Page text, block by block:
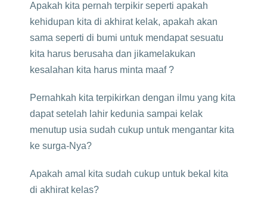
Apakah kita pernah terpikir seperti apakah
kehidupan kita di akhirat kelak, apakah akan
sama seperti di bumi untuk mendapat sesuatu
kita harus berusaha dan jikamelakukan
kesalahan kita harus minta maaf ?
Pernahkah kita terpikirkan dengan ilmu yang kita
dapat setelah lahir kedunia sampai kelak
menutup usia sudah cukup untuk mengantar kita
ke surga-Nya?
Apakah amal kita sudah cukup untuk bekal kita
di akhirat kelas?